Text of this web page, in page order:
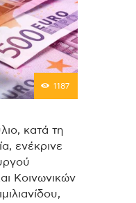
1187
κατά τη
ενέκρινε
Κοινωνικών